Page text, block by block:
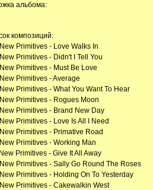
альбома:
композиций:
Primitives - Love Walks In
Primitives - Didn't I Tell You
Primitives - Must Be Love
Primitives - Average
Primitives - What You Want To Hear
Primitives - Rogues Moon
Primitives - Brand New Day
Primitives - Love Is All I Need
Primitives - Primative Road
Primitives - Working Man
Primitives - Give It All Away
Primitives - Sally Go Round The Roses
Primitives - Holding On To Yesterday
Primitives - Cakewalkin West